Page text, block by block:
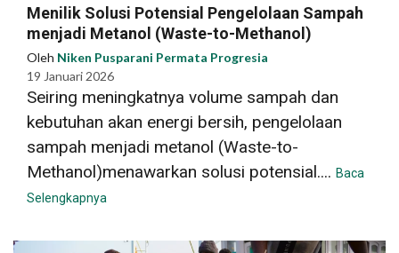
Menilik Solusi Potensial Pengelolaan Sampah
menjadi Metanol (Waste-to-Methanol)
Oleh Niken Pusparani Permata Progresia
19 Januari 2026
Seiring meningkatnya volume sampah dan
kebutuhan akan energi bersih, pengelolaan
sampah menjadi metanol (Waste-to-
Methanol)menawarkan solusi potensial.... Baca
Selengkapnya